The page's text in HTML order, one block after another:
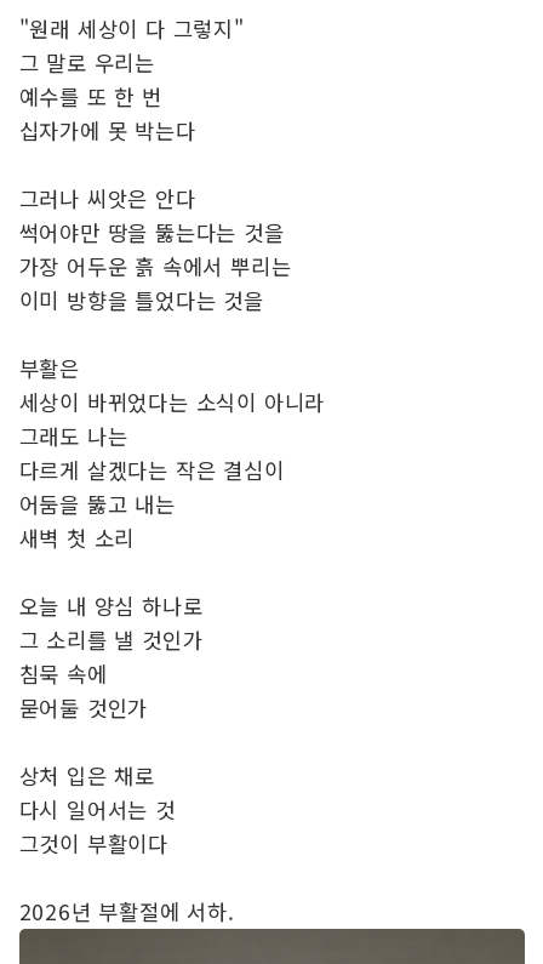
"원래 세상이 다 그렇지"
그 말로 우리는
예수를 또 한 번
십자가에 못 박는다
그러나 씨앗은 안다
썩어야만 땅을 뚫는다는 것을
가장 어두운 흙 속에서 뿌리는
이미 방향을 틀었다는 것을
부활은
세상이 바뀌었다는 소식이 아니라
그래도 나는
다르게 살겠다는 작은 결심이
어둠을 뚫고 내는
새벽 첫 소리
오늘 내 양심 하나로
그 소리를 낼 것인가
침묵 속에
묻어둘 것인가
상처 입은 채로
다시 일어서는 것
그것이 부활이다
2026년 부활절에 서하.